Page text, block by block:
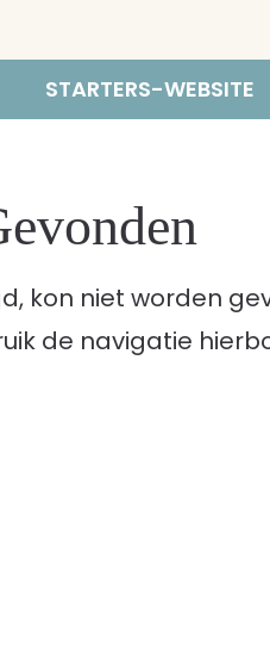
STARTERS-WEBSITE
kon niet worden
de navigatie